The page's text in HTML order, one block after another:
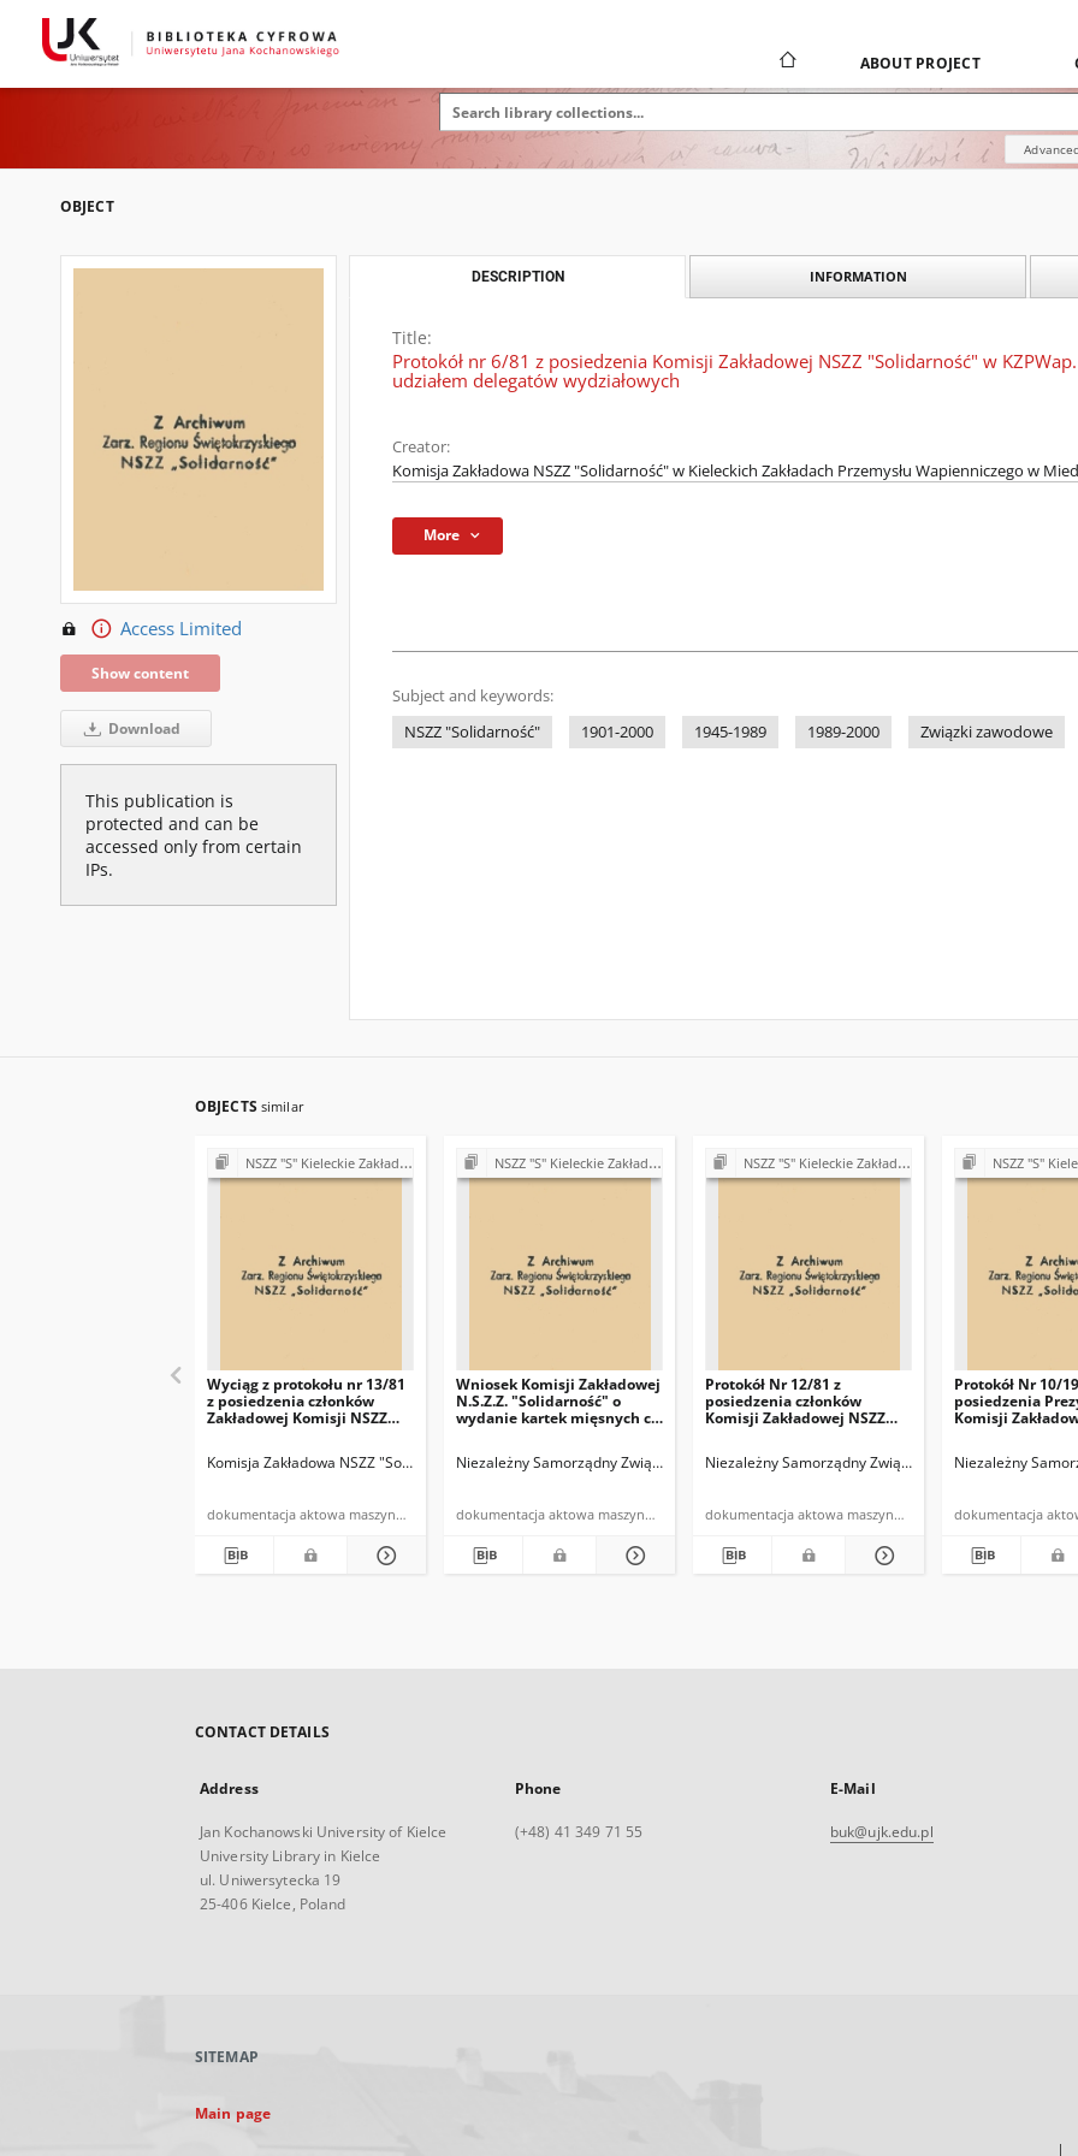
ABOUT PROJECT
OBJECT
Access Limited
Show content
Download
This publication is
protected and can be
accessed only from certain
IPs.
DESCRIPTION INFORMATION
Title:
Protokół nr 6/81 z posiedzenia Komisji Zakładowej NSZZ "Solidarność" w
udziałem delegatów wydziałowych
Creator:
Komisja Zakładowa NSZZ "Solidarność" w Kieleckich Zakładach Przemysłu Wapienniczego w
More
Subject and keywords:
NSZZ "Solidarność"
1901-2000 1945-1989 1989-2000 Związki zawodowe
OBJECTS similar
NSZZ "S" Kieleckie Zakłady Przemysłu Wapienniczego Miedzianka k/Kielc
Wyciąg z protokołu nr 13/81
z posiedzenia członków
Zakładowej Komisji NSZZ
27.10.1981r.
Komisja Zakładowa NSZZ "Solidarność" w Miedziance Kieleckie Zakłady Przemysłu Wapienniczego Miedzianka k/Kielc
dokumentacja aktowa maszynopis
NSZZ "S" Kieleckie Zakłady Przemysłu Wapienniczego Miedzianka k/Kielc
Wniosek Komisji Zakładowej
N.S.Z.Z. "Solidarność" o
wydanie kartek mięsnych c-
Niezależny Samorządny Związek Zawodowy "Solidarność" w Kieleckich Zakładach
dokumentacja aktowa maszynopis
NSZZ "S" Kieleckie Zakłady Przemysłu Wapienniczego Miedzianka k/Kielc
Protokół Nr 12/81 z
posiedzenia członków
Komisji Zakładowej NSZZ
przedstawiciela Związków
Branżowych i członków
Niezależny Samorządny Związek Zawodowy
dokumentacja aktowa maszynopis
NSZZ "S" Kieleckie Zakłady
Protokół Nr 10/
posiedzenia
Komisji
w Miedziance
dniu 10.09.1981r.
Niezależny
CONTACT DETAILS
Address
Jan Kochanowski University of Kielce
University Library in Kielce
ul. Uniwersytecka 19
25-406 Kielce, Poland
Phone
(+48) 41 349 71 55
E-Mail
buk@ujk.edu.pl
SITEMAP
Main page